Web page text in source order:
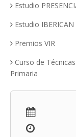
Estudio
Estudio IBERICAN
Premios VIR
Curso de
Primaria